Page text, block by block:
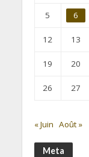
5 6
12 13
19 20
26 27
« Juin Août »
Meta